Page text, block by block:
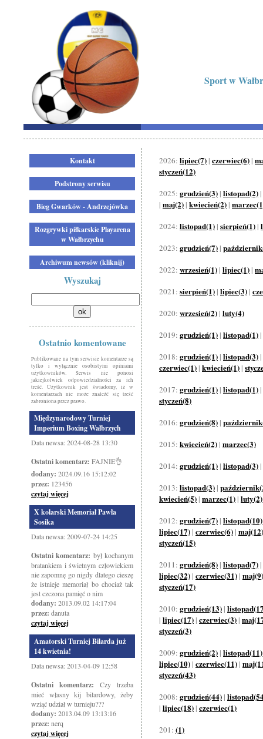
Sport w
Kontakt
Podstrony serwisu
Bieg Gwarków - Andrzejówka
Rozgrywki piłkarskie Playarena
w Wałbrzychu
Archiwum newsów (kliknij)
Wyszukaj
Ostatnio komentowane
Publikowane na tym serwisie komentarze są
tylko i wyłącznie osobistymi opiniami
użytkowników. Serwis nie ponosi
jakiejkolwiek odpowiedzialności za ich
treść. Użytkownik jest świadomy, iż w
komentarzach nie może znaleźć się treść
zabroniona przez prawo.
Międzynarodowy Turniej
Imperium Boxing Wałbrzych
Data newsa: 2024-08-28 13:30
Ostatni komentarz: FAJNIE👌
dodany: 2024.09.16 15:12:02
przez: 123456
czytaj więcej
X kolarski Memoriał Pawła
Sosika
Data newsa: 2009-07-24 14:25
Ostatni komentarz: był kochanym
bratankiem i świetnym człowiekiem
nie zapomnę go nigdy dlatego cieszę
że istnieje memoriał bo chociaż tak
jest czczona pamięć o nim
dodany: 2013.09.02 14:17:04
przez: danuta
czytaj więcej
Amatorski Turniej Bilarda już
14 kwietnia!
Data newsa: 2013-04-09 12:58
Ostatni komentarz: Czy trzeba
mieć własny kij bilardowy, żeby
wziąć udział w turnieju???
dodany: 2013.04.09 13:13:16
przez: nerq
czytaj więcej
2026: lipiec(7) | czerwiec(6) |
styczeń(12)
2025: grudzień(3) | listopad(2) |
| maj(2) | kwiecień(2) |
2024: listopad(1) | sierpień(1) |
2023: grudzień(7) |
2022: wrzesień(1) | lipiec(1) |
2021: sierpień(1) | lipiec(3) |
2020: wrzesień(2) | luty(4)
2019: grudzień(1) | listopad(1) |
2018: grudzień(1) | listopad(3) |
czerwiec(1) | kwiecień(1) |
2017: grudzień(1) | listopad(1) |
styczeń(8)
2016: grudzień(8) |
2015: kwiecień(2) | marzec(3)
2014: grudzień(1) | listopad(3) |
2013: listopad(3) |
kwiecień(5) | marzec(1) | luty(2)
2012: grudzień(7) | listopad(10)
lipiec(17) | czerwiec(6) | maj(12)
styczeń(15)
2011: grudzień(8) | listopad(7) |
lipiec(32) | czerwiec(31) | maj(9)
styczeń(17)
2010: grudzień(13) |
| lipiec(17) | czerwiec(3) |
styczeń(3)
2009: grudzień(2) | listopad(11)
lipiec(10) | czerwiec(11) |
styczeń(43)
2008: grudzień(44) |
| lipiec(18) | czerwiec(1)
201: (1)